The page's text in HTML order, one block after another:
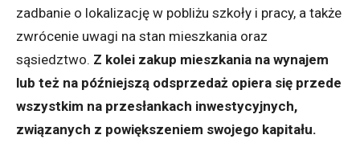
zadbanie o lokalizację w pobliżu szkoły i pracy, a także
zwrócenie uwagi na stan mieszkania oraz
sąsiedztwo. Z kolei zakup mieszkania na wynajem
lub też na późniejszą odsprzedaż opiera się przede
wszystkim na przesłankach inwestycyjnych,
związanych z powiększeniem swojego kapitału.